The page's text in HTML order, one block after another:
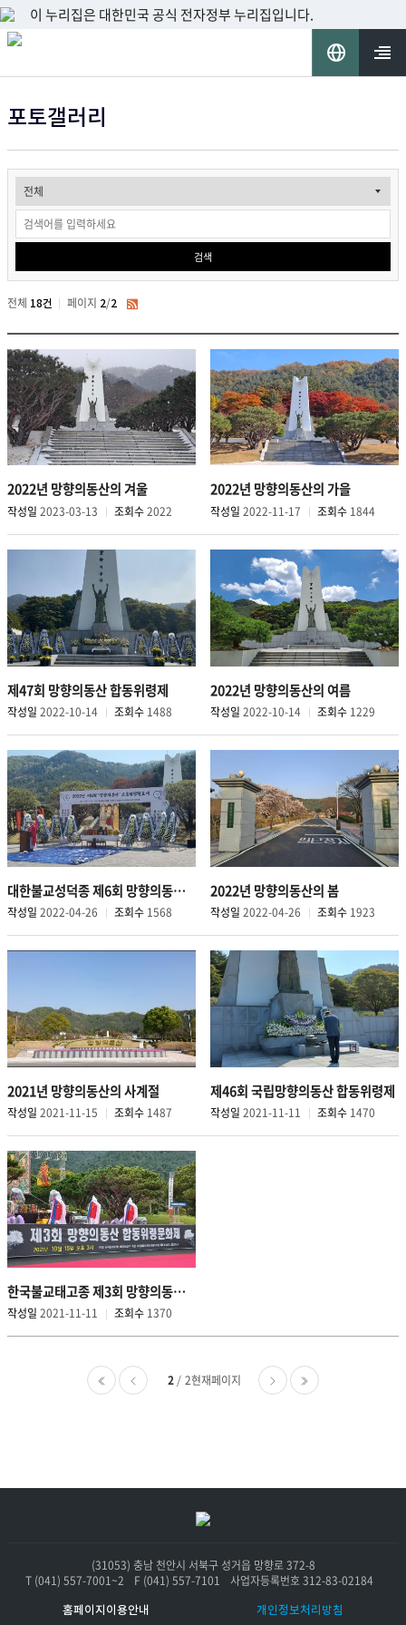
이 누리집은 대한민국 공식 전자정부 누리집입니다.
선
포토갤러리
게
시
물
검
색
검색
전체 18건 페이지 현
재
이
지
2/전
체
이
지
수
2
2022년 망향의동산의 겨울
작성일 2023-03-13 조회수2022
2022년 망향의동산의 가을
작성일 2022-11-17 조회수 1844
제47회 망향의동산 합동위령제
작성일 2022-10-14 조회수 1488
2022년 망향의동산의 여름
작성일 2022-10-14 조회수 1229
대한불교성덕종 제6회 망향의동산 고혼위령천도재
작성일 2022-04-26 조회수 1568
2022년 망향의동산의 봄
작성일 2022-04-26 조회수 1923
2021년 망향의동산의 사계절
작성일 2021-11-15 조회수 1487
제46회 국립망향의동산 합동위령제
작성일 2021-11-11 조회수 1470
한국불교태고종 제3회 망향의동산 합동위령문화제
작성일 2021-11-11 조회수 1370
이
동
2현 2현재페이지
이
동
(31053) 충남 천안시 서북구 성거읍 망향로 372-8
T (041) 557-7001~2
F (041) 557-7101 사업자등록번호 312-83-02184
홈페이지이용안내 개인정보처리방침